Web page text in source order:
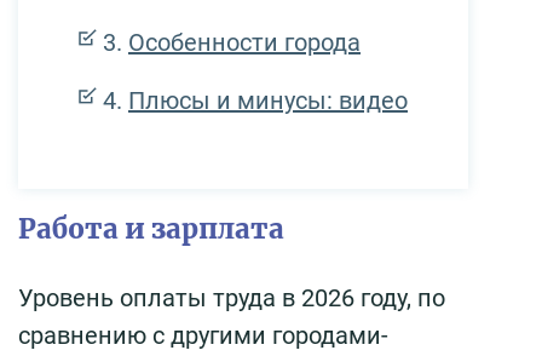
Особенности города
Плюсы и минусы: видео
Работа и зарплата
Уровень оплаты труда в 2026 году, по
сравнению с другими городами-